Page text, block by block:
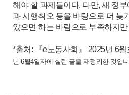
해야 할 과제들이다. 다만, 새 정
과 시행착오 등을 바탕으로 더 늦
았으면 하는 바람으로 부족하지
*출처: 『e노동사회』 2025년 6월
년 6월4일자에 실린 글을 재정리한 것입